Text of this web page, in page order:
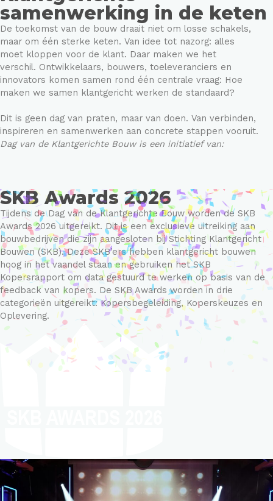
samenwerking in de keten
De toekomst van de bouw draait niet om losse schakels,
maar om één sterke keten. Van idee tot nazorg: alles
moet kloppen voor de klant. Daar maken we het
verschil. Ontwikkelaars, bouwers, toeleveranciers en
innovators komen samen rond één centrale vraag: Hoe
maken we samen klantgericht werken de standaard?
Dit is geen dag van praten, maar van doen. Van verbinden,
inspireren en samenwerken aan concrete stappen vooruit.
Dag van de Klantgerichte Bouw is een initiatief van:
SKB Awards 2026
Tijdens de Dag van de Klantgerichte Bouw worden de SKB
Awards 2026 uitgereikt. Dit is een exclusieve uitreiking aan
bouwbedrijven die zijn aangesloten bij Stichting Klantgericht
Bouwen (SKB). Deze SKB’ers hebben klantgericht bouwen
hoog in het vaandel staan en gebruiken het SKB
Kopersrapport om data gestuurd te werken op basis van de
feedback van kopers. De SKB Awards worden in drie
categorieën uitgereikt: Kopersbegeleiding, Koperskeuzes en
Oplevering.